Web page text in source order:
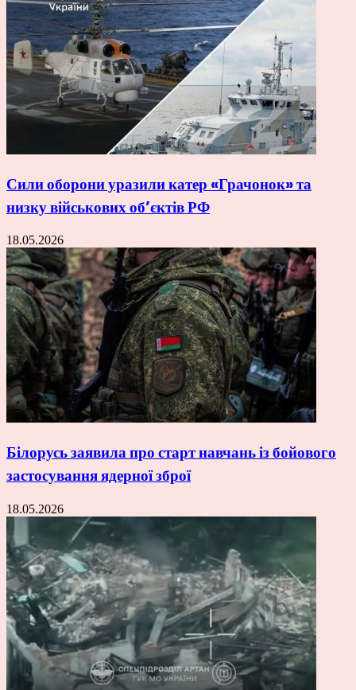
Сили оборони уразили катер «Грачонок» та
низку військових об’єктів РФ
18.05.2026
Білорусь заявила про старт навчань із бойового
застосування ядерної зброї
18.05.2026